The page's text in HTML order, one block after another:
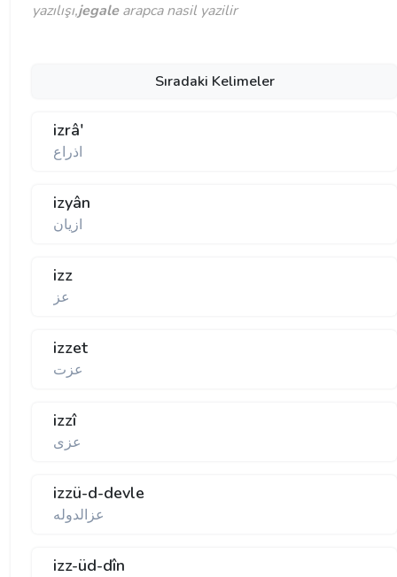
yazılışı,jegalearapca nasil yazilir
Sıradaki Kelimeler
izrâ'
اذراع
izyân
ازيان
izz
عز
izzet
عزت
izzî
عزی
izzü-d-devle
عزالدوله
izz-üd-dîn